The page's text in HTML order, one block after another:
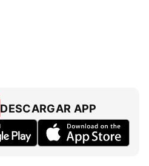
DESCARGAR APP